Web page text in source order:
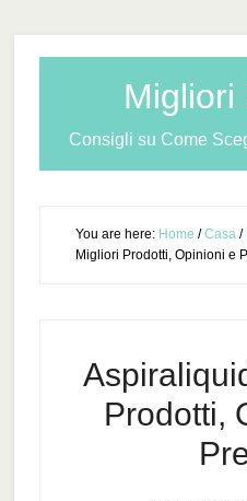
Migliori
Consigli su Come
You are here: Home / Casa /
Migliori Prodotti, Opinioni e
Prodotti,